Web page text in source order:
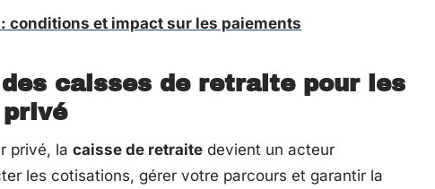
conditions et impact sur les paiements
caisses de retraite pour les
privé, la caisse de retraite devient un acteur
les cotisations, gérer votre parcours et garantir la